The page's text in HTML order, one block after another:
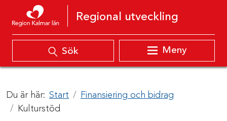
Hoppa till innehåll
Regional utveckling
Sök Meny
Du är här: Start
Finansiering och bidrag
Kulturstöd